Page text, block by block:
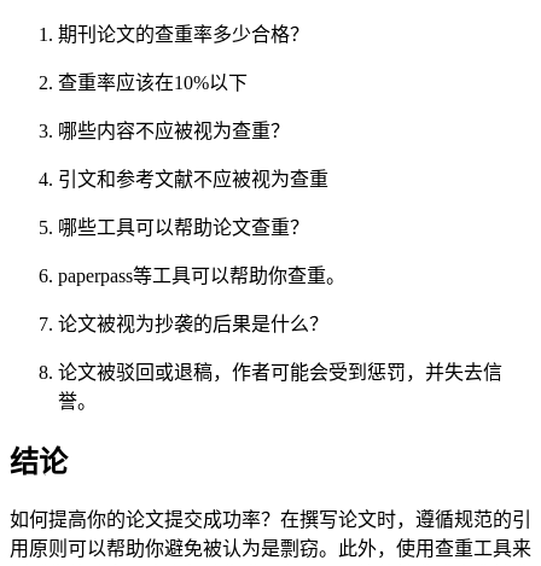
期刊论文的查重率多少合格？
查重率应该在10%以下
哪些内容不应被视为查重？
引文和参考文献不应被视为查重
哪些工具可以帮助论文查重？
paperpass等工具可以帮助你查重。
论文被视为抄袭的后果是什么？
论文被驳回或退稿，作者可能会受到惩罚，并失去信
誉。
结论
如何提高你的论文提交成功率？在撰写论文时，遵循规范的引
用原则可以帮助你避免被认为是剽窃。此外，使用查重工具来